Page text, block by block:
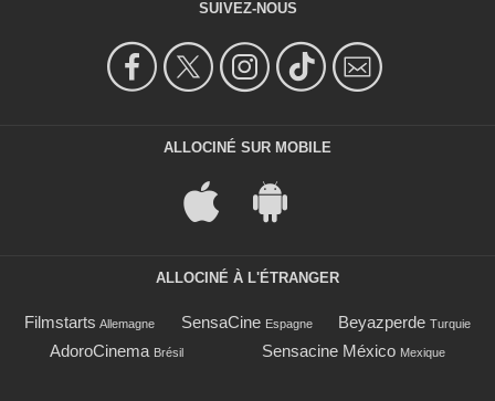
SUIVEZ-NOUS
ALLOCINÉ SUR MOBILE
ALLOCINÉ À L'ÉTRANGER
Filmstarts Allemagne SensaCine Espagne Beyazperde Turquie
AdoroCinema Brésil Sensacine México Mexique